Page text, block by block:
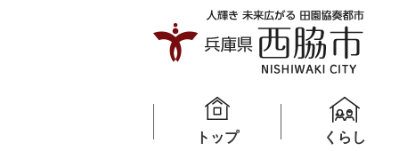
トップ くらし